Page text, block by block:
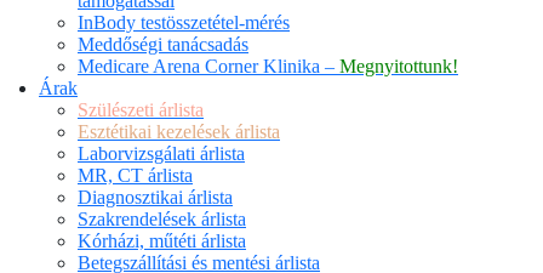
InBody testösszetétel-mérés
Meddőségi tanácsadás
Medicare Arena Corner Klinika – Megnyitottunk!
Árak
Szülészeti árlista
Esztétikai kezelések árlista
Laborvizsgálati árlista
MR, CT árlista
Diagnosztikai árlista
Szakrendelések árlista
Kórházi, műtéti árlista
Betegszállítási és mentési árlista